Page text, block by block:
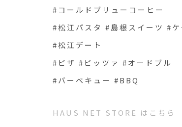
#コールドブリューコーヒー
#松江パスタ #島根スイーツ #ケ
#松江デート
#ピザ #ピッツァ #オードブル
#バーベキュー #BBQ
HAUS NET STORE はこちら